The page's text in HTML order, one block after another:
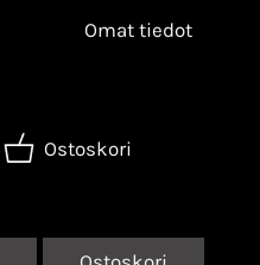
Omat tiedot
Ostoskori